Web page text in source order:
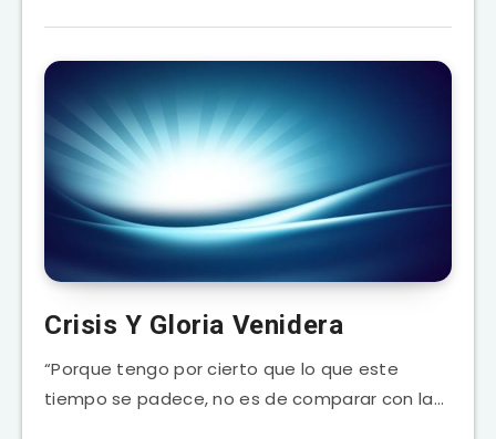
Crisis Y Gloria Venidera
“Porque tengo por cierto que lo que este
tiempo se padece, no es de comparar con la…